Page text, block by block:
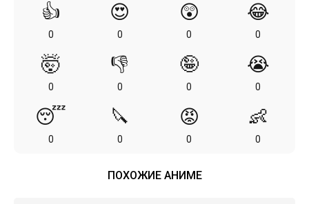
👍
0
😍
0
😲
0
😂
0
🤯
0
👎
0
🤪
0
😭
0
😴
0
🔪
0
😡
0
👶
0
ПОХОЖИЕ АНИМЕ